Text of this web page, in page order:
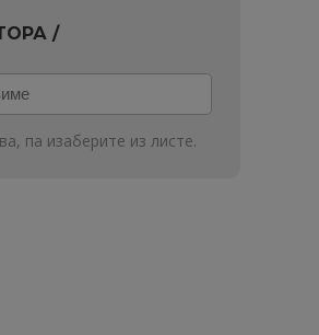
/
па изаберите из листе.